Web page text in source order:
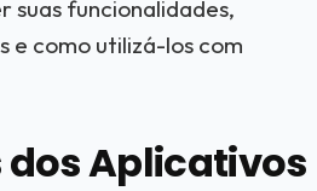
suas funcionalidades,
e como utilizá-los com
Aplicativos